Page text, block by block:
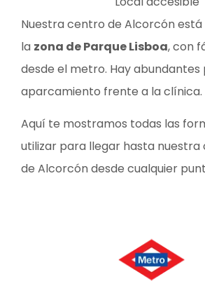
Nuestra centro de Alcorcón
la zona de Parque Lisboa, con
desde el metro. Hay abundantes
aparcamiento frente a la clínica.
Aquí te mostramos todas las
utilizar para llegar hasta
de Alcorcón desde cualquier